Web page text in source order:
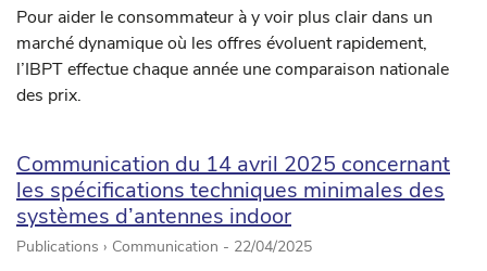
Pour aider le consommateur à y voir plus clair dans un
marché dynamique où les offres évoluent rapidement,
l’IBPT effectue chaque année une comparaison nationale
des prix.
Communication du 14 avril 2025 concernant
les spécifications techniques minimales des
systèmes d’antennes indoor
Publications › Communication - 22/04/2025